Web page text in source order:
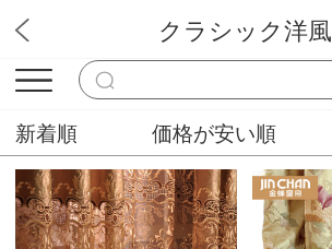
快適ホーム
クラシック洋風
新着順 価格が安い順